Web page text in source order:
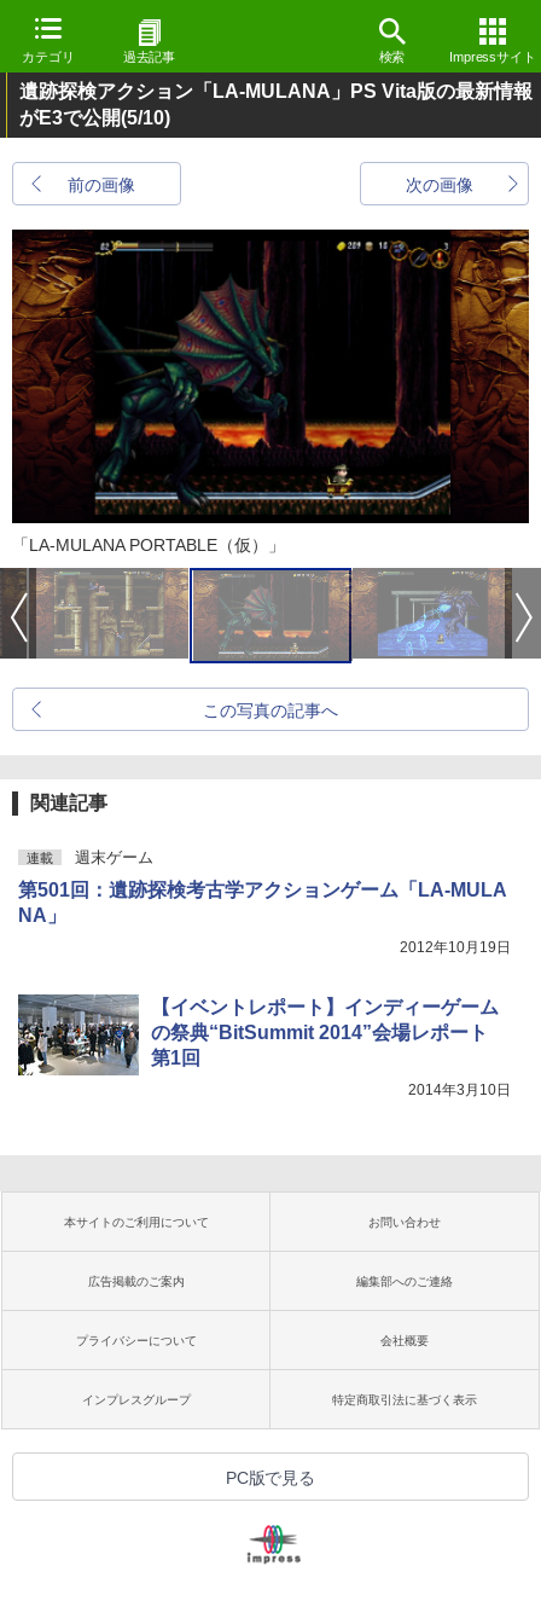
カテゴリ 過去記事 検索 Impressサイト
遺跡探検アクション「LA-MULANA」PS Vita版の最新情報
がE3で公開(5/10)
前の画像 次の画像
「LA-MULANA PORTABLE（仮）」
この写真の記事へ
関連記事
連載 週末ゲーム
第501回：遺跡探検考古学アクションゲーム「LA-MULA
NA」
2012年10月19日
【イベントレポート】インディーゲーム
の祭典“BitSummit 2014”会場レポート
第1回
2014年3月10日
本サイトのご利用について お問い合わせ
広告掲載のご案内 編集部へのご連絡
プライバシーについて 会社概要
インプレスグループ 特定商取引法に基づく表示
PC版で見る